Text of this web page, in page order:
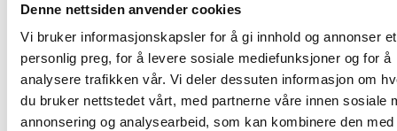
Denne nettsiden anvender cookies
Vi bruker informasjonskapsler for å gi innhold og annonser et
personlig preg, for å levere sosiale mediefunksjoner og for å
analysere trafikken vår. Vi deler dessuten informasjon om
du bruker nettstedet vårt, med partnerne våre innen sosiale
annonsering og analysearbeid, som kan kombinere den med
XtraCare, Tracoe
og IV er alle
HME-er som
tilfører varme og
innåndingsluften.